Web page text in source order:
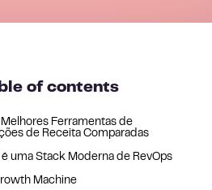
of contents
Melhores Ferramentas de
de Receita Comparadas
uma Stack Moderna de RevOps
Machine